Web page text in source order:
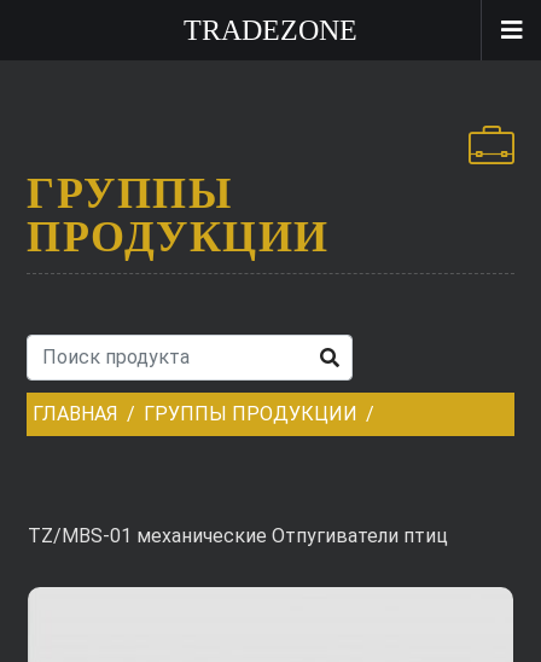
TRADEZONE
ГРУППЫ
ПРОДУКЦИИ
ГЛАВНАЯ ГРУППЫ ПРОДУКЦИИ
TZ/MBS-01 механические Отпугиватели птиц